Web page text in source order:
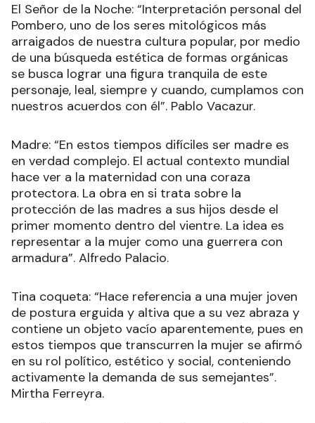
El Señor de la Noche: “Interpretación personal del
Pombero, uno de los seres mitológicos más
arraigados de nuestra cultura popular, por medio
de una búsqueda estética de formas orgánicas
se busca lograr una figura tranquila de este
personaje, leal, siempre y cuando, cumplamos con
nuestros acuerdos con él”. Pablo Vacazur.
Madre: “En estos tiempos difíciles ser madre es
en verdad complejo. El actual contexto mundial
hace ver a la maternidad con una coraza
protectora. La obra en si trata sobre la
protección de las madres a sus hijos desde el
primer momento dentro del vientre. La idea es
representar a la mujer como una guerrera con
armadura”. Alfredo Palacio.
Tina coqueta: “Hace referencia a una mujer joven
de postura erguida y altiva que a su vez abraza y
contiene un objeto vacío aparentemente, pues en
estos tiempos que transcurren la mujer se afirmó
en su rol político, estético y social, conteniendo
activamente la demanda de sus semejantes”.
Mirtha Ferreyra.